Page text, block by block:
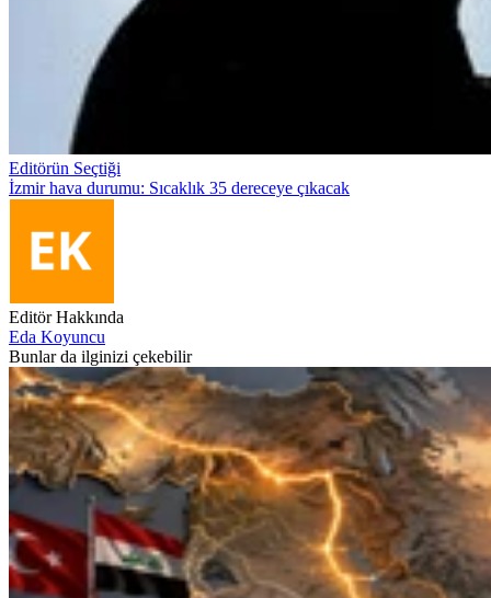
Editörün Seçtiği
İzmir hava durumu: Sıcaklık 35 dereceye çıkacak
Editör Hakkında
Eda Koyuncu
Bunlar da ilginizi çekebilir